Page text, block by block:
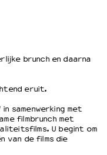
brunch en daarna
eruit.
samenwerking met
filmbrunch met
U begint om
van de films die